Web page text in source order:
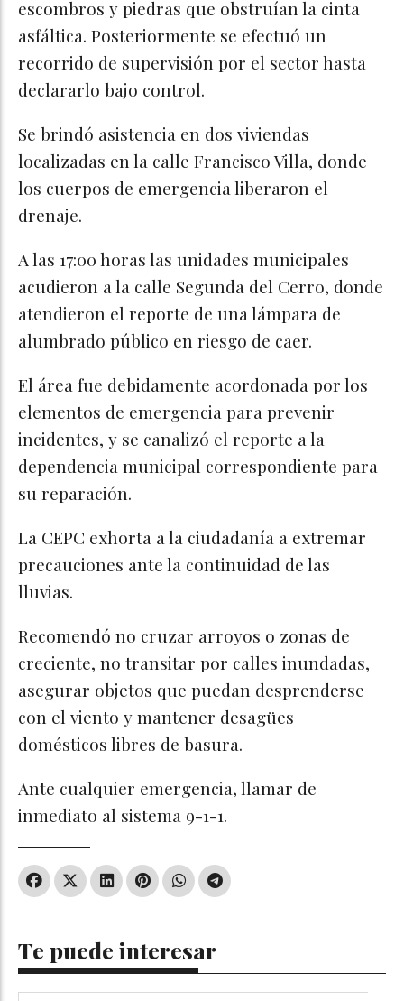
escombros y piedras que obstruían la cinta
asfáltica. Posteriormente se efectuó un
recorrido de supervisión por el sector hasta
declararlo bajo control.
Se brindó asistencia en dos viviendas
localizadas en la calle Francisco Villa, donde
los cuerpos de emergencia liberaron el
drenaje.
A las 17:00 horas las unidades municipales
acudieron a la calle Segunda del Cerro, donde
atendieron el reporte de una lámpara de
alumbrado público en riesgo de caer.
El área fue debidamente acordonada por los
elementos de emergencia para prevenir
incidentes, y se canalizó el reporte a la
dependencia municipal correspondiente para
su reparación.
La CEPC exhorta a la ciudadanía a extremar
precauciones ante la continuidad de las
lluvias.
Recomendó no cruzar arroyos o zonas de
creciente, no transitar por calles inundadas,
asegurar objetos que puedan desprenderse
con el viento y mantener desagües
domésticos libres de basura.
Ante cualquier emergencia, llamar de
inmediato al sistema 9-1-1.
Te puede interesar